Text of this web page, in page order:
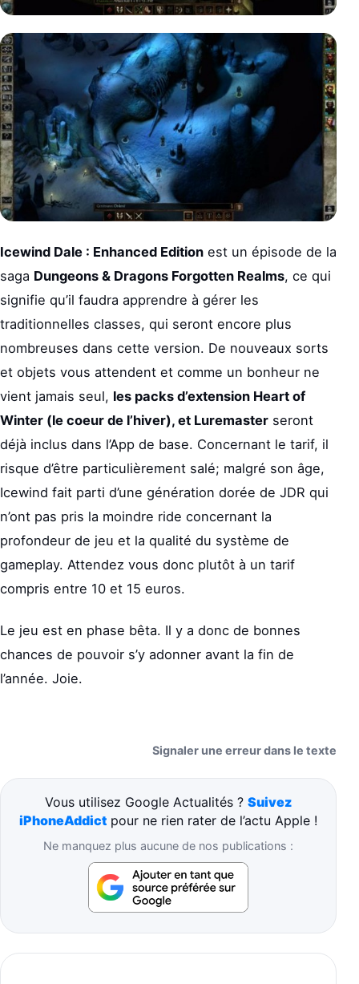
Icewind Dale : Enhanced Edition est un épisode de la
saga Dungeons & Dragons Forgotten Realms, ce qui
signifie qu’il faudra apprendre à gérer les
traditionnelles classes, qui seront encore plus
nombreuses dans cette version. De nouveaux sorts
et objets vous attendent et comme un bonheur ne
vient jamais seul, les packs d’extension Heart of
Winter (le coeur de l’hiver), et Luremaster seront
déjà inclus dans l’App de base. Concernant le tarif, il
risque d’être particulièrement salé; malgré son âge,
Icewind fait parti d’une génération dorée de JDR qui
n’ont pas pris la moindre ride concernant la
profondeur de jeu et la qualité du système de
gameplay. Attendez vous donc plutôt à un tarif
compris entre 10 et 15 euros.
Le jeu est en phase bêta. Il y a donc de bonnes
chances de pouvoir s’y adonner avant la fin de
l’année. Joie.
Signaler une erreur dans le texte
Vous utilisez Google Actualités ? Suivez
iPhoneAddict pour ne rien rater de l’actu Apple !
Ne manquez plus aucune de nos publications :